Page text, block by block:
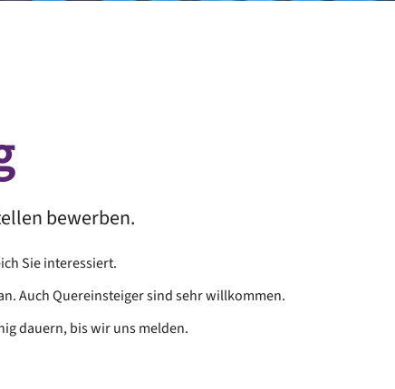
bewerben.
Sie interessiert.
Auch Quereinsteiger sind sehr willkommen.
dauern, bis wir uns melden.